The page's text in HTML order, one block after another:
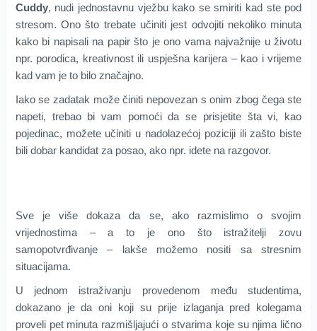
Cuddy, nudi jednostavnu vježbu kako se smiriti kad ste pod
stresom. Ono što trebate učiniti jest odvojiti nekoliko minuta
kako bi napisali na papir što je ono vama najvažnije u životu
npr. porodica, kreativnost ili uspješna karijera – kao i vrijeme
kad vam je to bilo značajno.
Iako se zadatak može činiti nepovezan s onim zbog čega ste
napeti, trebao bi vam pomoći da se prisjetite šta vi, kao
pojedinac, možete učiniti u nadolazećoj poziciji ili zašto biste
bili dobar kandidat za posao, ako npr. idete na razgovor.
Sve je više dokaza da se, ako razmislimo o svojim
vrijednostima – a to je ono što istražitelji zovu
samopotvrđivanje – lakše možemo nositi sa stresnim
situacijama.
U jednom istraživanju provedenom među studentima,
dokazano je da oni koji su prije izlaganja pred kolegama
proveli pet minuta razmišljajući o stvarima koje su njima lično